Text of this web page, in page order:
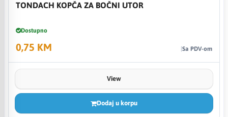
TONDACH KOPČA ZA BOČNI UTOR
Dostupno
0,75 KM Sa PDV-om
View
Dodaj u korpu